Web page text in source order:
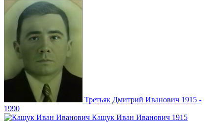
Третьяк Дмитрий Иванович 1915 -
1990
Кащук Иван Иванович 1915